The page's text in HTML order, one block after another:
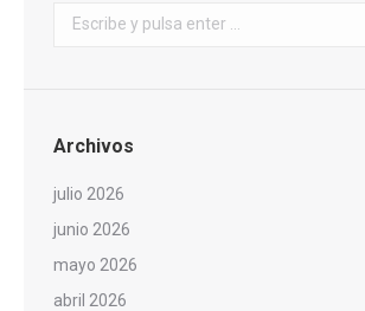
Buscar:
Archivos
julio 2026
junio 2026
mayo 2026
abril 2026